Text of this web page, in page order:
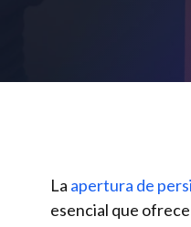
La apertura de
esencial que ofrece